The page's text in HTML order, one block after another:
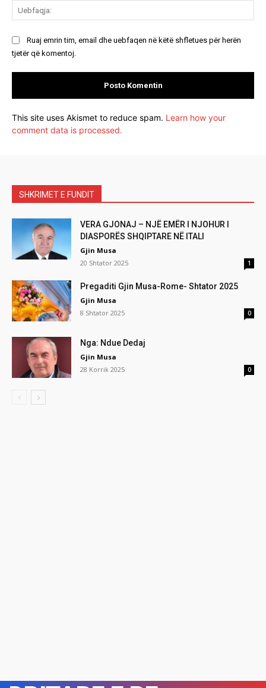
Ruaj emrin tim, email dhe uebfaqen në këtë shfletues për herën
tjetër që komentoj.
This site uses Akismet to reduce spam. Learn how your
comment data is processed.
SHKRIMET E FUNDIT
VERA GJONAJ – NJË EMËR I NJOHUR I
DIASPORËS SHQIPTARE NË ITALI
Gjin Musa
20 Shtator 2025
1
Pregaditi Gjin Musa-Rome- Shtator 2025
Gjin Musa
8 Shtator 2025
0
Nga: Ndue Dedaj
Gjin Musa
28 Korrik 2025
0